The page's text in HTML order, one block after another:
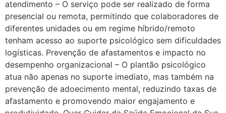
atendimento – O serviço pode ser realizado de forma
presencial ou remota, permitindo que colaboradores de
diferentes unidades ou em regime híbrido/remoto
tenham acesso ao suporte psicológico sem dificuldades
logísticas. Prevenção de afastamentos e impacto no
desempenho organizacional – O plantão psicológico
atua não apenas no suporte imediato, mas também na
prevenção de adoecimento mental, reduzindo taxas de
afastamento e promovendo maior engajamento e